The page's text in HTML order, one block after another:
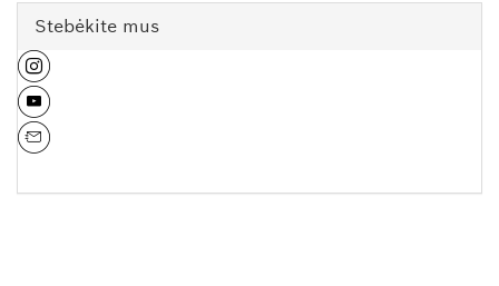
Stebėkite mus